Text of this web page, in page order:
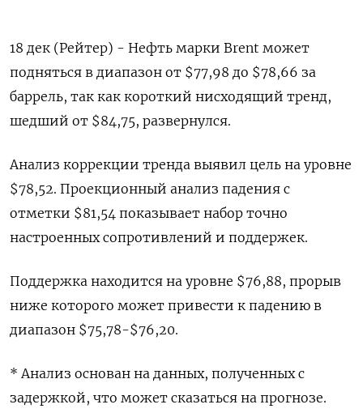
18 дек (Рейтер) - Нефть марки Brent может
подняться в диапазон от $77,98 до $78,66 за
баррель, так как короткий нисходящий тренд,
шедший от $84,75, развернулся.
Анализ коррекции тренда выявил цель на уровне
$78,52. Проекционный анализ падения с
отметки $81,54 показывает набор точно
настроенных сопротивлений и поддержек.
Поддержка находится на уровне $76,88, прорыв
ниже которого может привести к падению в
диапазон $75,78-$76,20.
* Анализ основан на данных, полученных с
задержкой, что может сказаться на прогнозе.